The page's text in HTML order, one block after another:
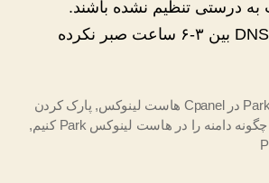
و یا پس از تغییر DNS بین ۳-۶ ساعت صبر نکرده
, پارک کردن
چگونه دامنه را در هاست لینوکس Park کنیم
,